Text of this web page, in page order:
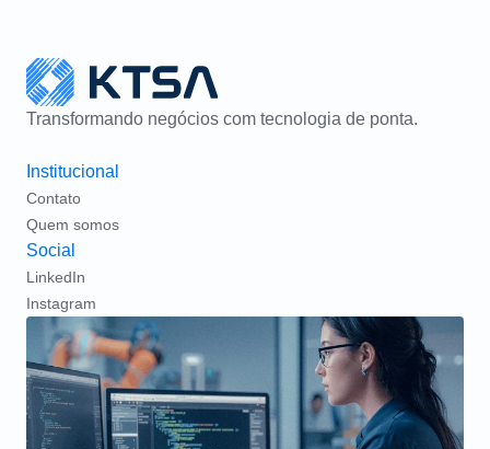
Transformando negócios com tecnologia de ponta.
Institucional
Contato
Quem somos
Social
LinkedIn
Instagram